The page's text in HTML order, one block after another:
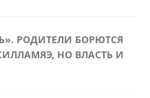
РОДИТЕЛИ БОРЮТСЯ
НО ВЛАСТЬ И